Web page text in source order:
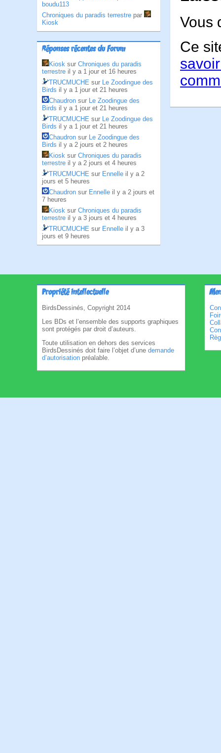
boudu113
Chroniques du paradis terrestre par
Kiosk
Réponses récentes du Forum
Kiosk sur Chroniques du paradis
terrestre il y a 1 jour et 16 heures
TRUCMUCHE sur Le Zoodingue des
Birds il y a 1 jour et 21 heures
Chaudron sur Le Zoodingue des
Birds il y a 1 jour et 21 heures
TRUCMUCHE sur Le Zoodingue des
Birds il y a 1 jour et 21 heures
Chaudron sur Le Zoodingue des
Birds il y a 2 jours et 2 heures
Kiosk sur Chroniques du paradis
terrestre il y a 2 jours et 4 heures
TRUCMUCHE sur Ennelle il y a 2
jours et 5 heures
Chaudron sur Ennelle il y a 2 jours et
7 heures
Kiosk sur Chroniques du paradis
terrestre il y a 3 jours et 4 heures
TRUCMUCHE sur Ennelle il y a 3
jours et 9 heures
Vous
Ce
Propriété intellectuelle
BirdsDessinés, Copyright 2014
Les BDs et l’ensemble des supports graphiques
sont protégés par droit d’auteurs.
Toute utilisation en dehors des services
BirdsDessinés doit faire l’objet d’une demande
d’autorisation préalable.